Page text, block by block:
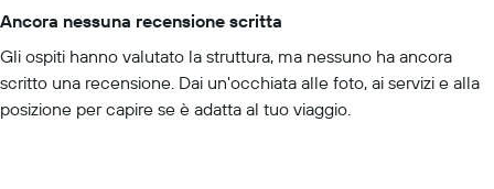
Ancora nessuna recensione scritta
Gli ospiti hanno valutato la struttura, ma nessuno ha ancora
scritto una recensione. Dai un'occhiata alle foto, ai servizi e alla
posizione per capire se è adatta al tuo viaggio.